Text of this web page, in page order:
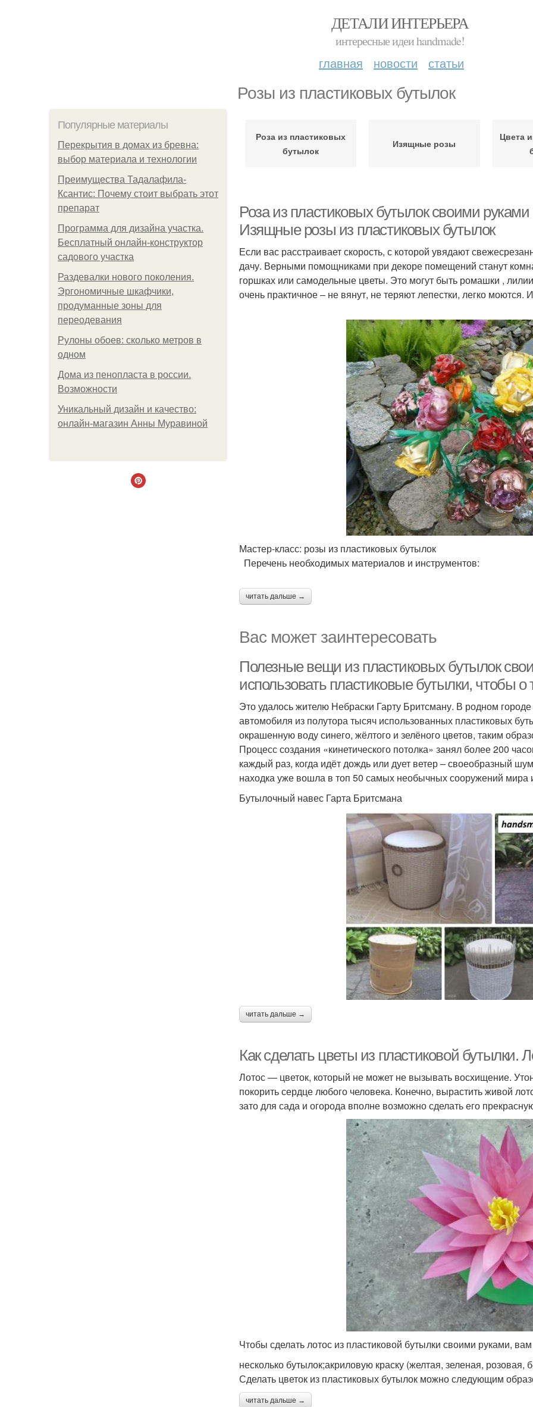
ДЕТАЛИ ИНТЕРЬЕРА
интересные идеи handmade!
главная новости статьи
Розы из пластиковых бутылок
Популярные материалы
Перекрытия в домах из бревна:
выбор материала и технологии
Преимущества Тадалафила-
Ксантис: Почему стоит выбрать этот
препарат
Программа для дизайна участка.
Бесплатный онлайн-конструктор
садового участка
Раздевалки нового поколения.
Эргономичные шкафчики,
продуманные зоны для
переодевания
Рулоны обоев: сколько метров в
одном
Дома из пенопласта в россии.
Возможности
Уникальный дизайн и качество:
онлайн-магазин Анны Муравиной
Роза из пластиковых
бутылок
Изящные розы
Цвета
Роза из пластиковых бутылок своими
Изящные розы из пластиковых бутылок
Если вас расстраивает скорость, с которой увядают
дачу. Верными помощниками при декоре помещений станут
горшках или самодельные цветы. Это могут быть ромашки ,
очень практичное – не вянут, не теряют лепестки, легко
Мастер-класс: розы из пластиковых бутылок
Перечень необходимых материалов и инструментов:
читать дальше →
Вас может заинтересовать
Полезные вещи из пластиковых бутылок
использовать пластиковые бутылки, чтобы о
Это удалось жителю Небраски Гарту Бритсману. В родном
автомобиля из полутора тысяч использованных пластиковых
окрашенную воду синего, жёлтого и зелёного цветов, таким
Процесс создания «кинетического потолка» занял более 200
каждый раз, когда идёт дождь или дует ветер – своеобразный
находка уже вошла в топ 50 самых необычных сооружений мира
Бутылочный навес Гарта Бритсмана
читать дальше →
Как сделать цветы из пластиковой бутылки.
Лотос — цветок, который не может не вызывать восхищение.
покорить сердце любого человека. Конечно, вырастить живой
зато для сада и огорода вполне возможно сделать его
Чтобы сделать лотос из пластиковой бутылки своими руками,
несколько бутылок;акриловую краску (желтая, зеленая,
Сделать цветок из пластиковых бутылок можно следующим
читать дальше →